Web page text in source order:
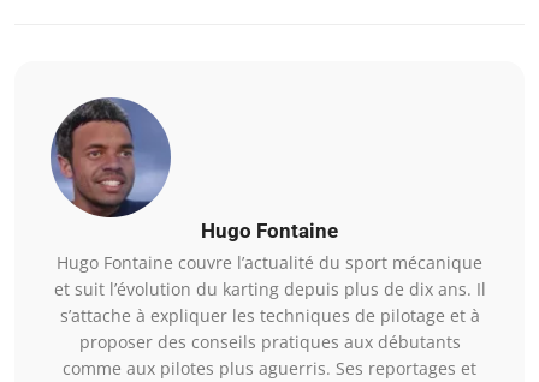
Hugo Fontaine
Hugo Fontaine couvre l’actualité du sport mécanique
et suit l’évolution du karting depuis plus de dix ans. Il
s’attache à expliquer les techniques de pilotage et à
proposer des conseils pratiques aux débutants
comme aux pilotes plus aguerris. Ses reportages et